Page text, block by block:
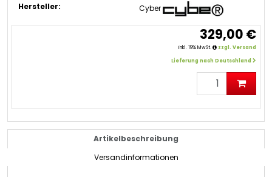
Hersteller:
Cyber
329,00 €
inkl. 19% MwSt.
zzgl. Versand
Lieferung nach Deutschland
Artikelbeschreibung
Versandinformationen